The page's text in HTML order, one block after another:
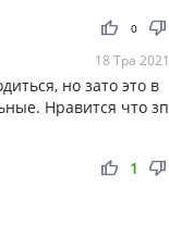
thumb_up thumb_down
0
18 Тра 2021
но зато это в
Нравится что зп
thumb_up thumb_down
1